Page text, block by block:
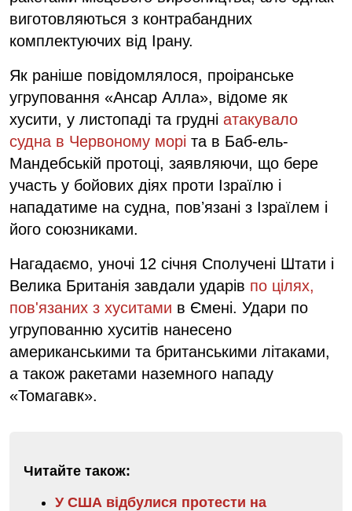
виготовляються з контрабандних
комплектуючих від Ірану.
Як раніше повідомлялося, проіранське
угруповання «Ансар Алла», відоме як
хусити, у листопаді та грудні атакувало
судна в Червоному морі та в Баб-ель-
Мандебській протоці, заявляючи, що бере
участь у бойових діях проти Ізраїлю і
нападатиме на судна, повʼязані з Ізраїлем і
його союзниками.
Нагадаємо, уночі 12 січня Сполучені Штати і
Велика Британія завдали ударів по цілях,
пов'язаних з хуситами в Ємені. Удари по
угрупованню хуситів нанесено
американськими та британськими літаками,
а також ракетами наземного нападу
«Томагавк».
Читайте також:
У США відбулися протести на